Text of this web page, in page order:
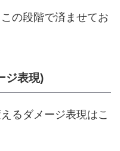
の段階で済ませてお
ジ表現)
るダメージ表現はこ